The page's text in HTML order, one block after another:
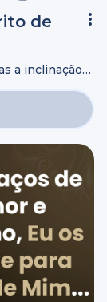
de
a inclinação
...